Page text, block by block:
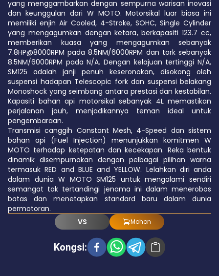
yang menggambarkan dengan sempurna warisan inovasi
dan keunggulan dari W MOTO. Motorsikal luar biasa ini
memiliki enjin Air Cooled, 4-Stroke, SOHC, Single Cylinder
yang mengagumkan dengan ketara, berkapasiti 123.7 cc,
memberikan kuasa yang mengagumkan sebanyak
7.8HP@8000RPM pada 8.5NM/6000RPM dan tork sebanyak
8.5NM/6000RPM pada N/A. Dengan kelajuan tertinggi N/A,
SM125 adalah janji penuh keseronokan, disokong oleh
suspensi hadapan Telescopic fork dan suspensi belakang
Monoshock yang seimbang antara prestasi dan kestabilan.
Kapasiti bahan api motorsikal sebanyak 4L memastikan
perjalanan jauh, menjadikannya teman ideal untuk
pengembaraan.
Transmisi canggih Constant Mesh, 4-Speed dan sistem
bahan api (Fuel Injection) menunjukkan komitmen W
MOTO terhadap ketepatan dan kecekapan. Reka bentuk
dinamik disempurnakan dengan pelbagai pilihan warna
termasuk RED and BLUE and YELLOW. Lelahkan diri anda
dalam dunia W MOTO SM125 untuk mengalami sendiri
semangat tak tertandingi jenama ini dalam menerobos
batas dan menetapkan standard baru dalam dunia
permotoran.
VS
Mohon
Kongsi: